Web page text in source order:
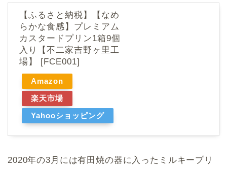
【ふるさと納税】【なめ
らかな食感】プレミアム
カスタードプリン1箱9個
入り【不二家吉野ヶ里工
場】 [FCE001]
Amazon
楽天市場
Yahooショッピング
2020年の3月には有田焼の器に入ったミルキープリ